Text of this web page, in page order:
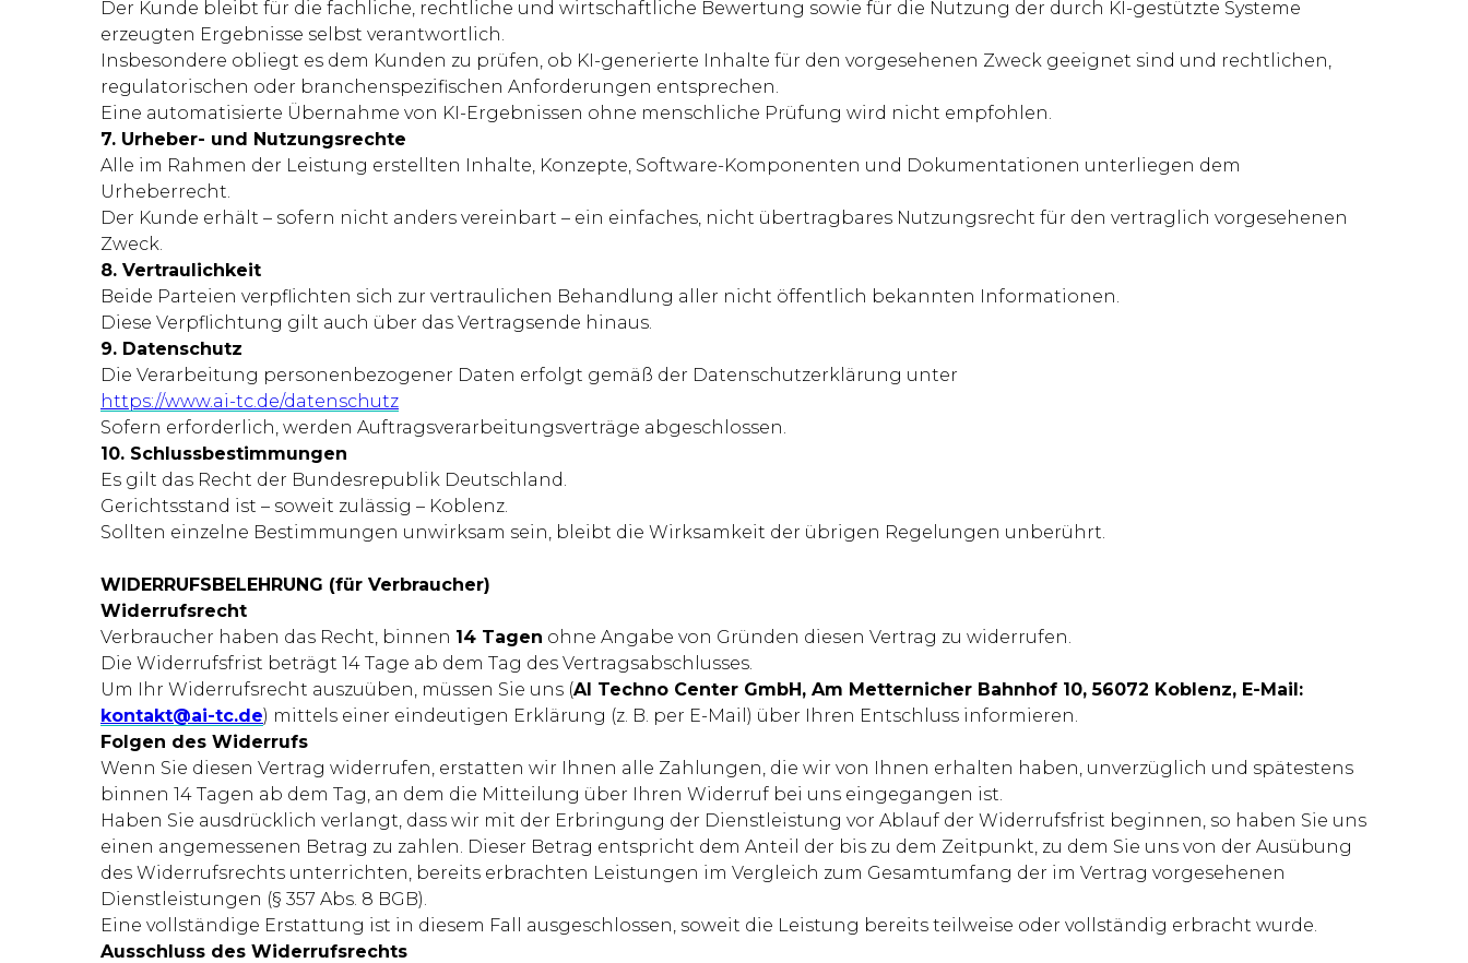
Der Kunde bleibt für die fachliche, rechtliche und wirtschaftliche Bewertung sowie für die Nutzung der durch KI-gestützte Systeme
erzeugten Ergebnisse selbst verantwortlich.
Insbesondere obliegt es dem Kunden zu prüfen, ob KI-generierte Inhalte für den vorgesehenen Zweck geeignet sind und rechtlichen,
regulatorischen oder branchenspezifischen Anforderungen entsprechen.
Eine automatisierte Übernahme von KI-Ergebnissen ohne menschliche Prüfung wird nicht empfohlen.
7. Urheber- und Nutzungsrechte
Alle im Rahmen der Leistung erstellten Inhalte, Konzepte, Software-Komponenten und Dokumentationen unterliegen dem
Urheberrecht.
Der Kunde erhält – sofern nicht anders vereinbart – ein einfaches, nicht übertragbares Nutzungsrecht für den vertraglich vorgesehenen
Zweck.
8. Vertraulichkeit
Beide Parteien verpflichten sich zur vertraulichen Behandlung aller nicht öffentlich bekannten Informationen.
Diese Verpflichtung gilt auch über das Vertragsende hinaus.
9. Datenschutz
Die Verarbeitung personenbezogener Daten erfolgt gemäß der Datenschutzerklärung unter
https://www.ai-tc.de/datenschutz
Sofern erforderlich, werden Auftragsverarbeitungsverträge abgeschlossen.
10. Schlussbestimmungen
Es gilt das Recht der Bundesrepublik Deutschland.
Gerichtsstand ist – soweit zulässig – Koblenz.
Sollten einzelne Bestimmungen unwirksam sein, bleibt die Wirksamkeit der übrigen Regelungen unberührt.
WIDERRUFSBELEHRUNG (für Verbraucher)
Widerrufsrecht
Verbraucher haben das Recht, binnen 14 Tagen ohne Angabe von Gründen diesen Vertrag zu widerrufen.
Die Widerrufsfrist beträgt 14 Tage ab dem Tag des Vertragsabschlusses.
Um Ihr Widerrufsrecht auszuüben, müssen Sie uns (AI Techno Center GmbH, Am Metternicher Bahnhof 10, 56072 Koblenz, E-Mail:
kontakt@ai-tc.de) mittels einer eindeutigen Erklärung (z. B. per E-Mail) über Ihren Entschluss informieren.
Folgen des Widerrufs
Wenn Sie diesen Vertrag widerrufen, erstatten wir Ihnen alle Zahlungen, die wir von Ihnen erhalten haben, unverzüglich und spätestens
binnen 14 Tagen ab dem Tag, an dem die Mitteilung über Ihren Widerruf bei uns eingegangen ist.
Haben Sie ausdrücklich verlangt, dass wir mit der Erbringung der Dienstleistung vor Ablauf der Widerrufsfrist beginnen, so haben Sie uns
einen angemessenen Betrag zu zahlen. Dieser Betrag entspricht dem Anteil der bis zu dem Zeitpunkt, zu dem Sie uns von der Ausübung
des Widerrufsrechts unterrichten, bereits erbrachten Leistungen im Vergleich zum Gesamtumfang der im Vertrag vorgesehenen
Dienstleistungen (§ 357 Abs. 8 BGB).
Eine vollständige Erstattung ist in diesem Fall ausgeschlossen, soweit die Leistung bereits teilweise oder vollständig erbracht wurde.
Ausschluss des Widerrufsrechts